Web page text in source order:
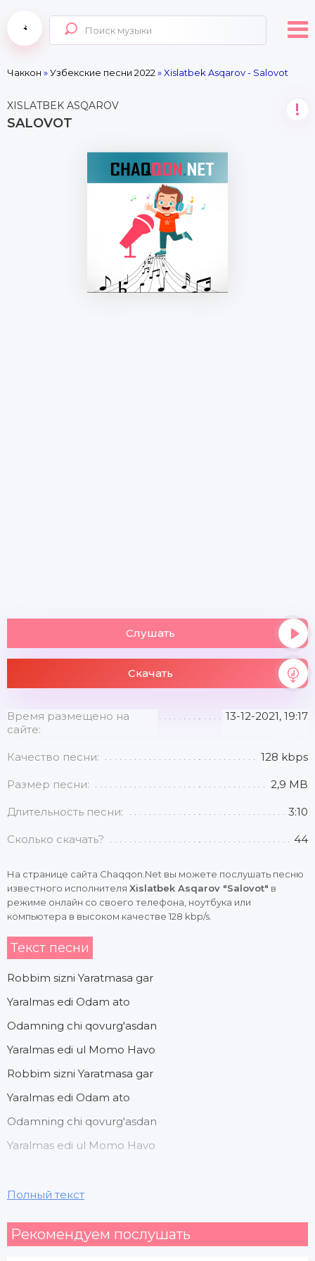
Чаккон »Узбекские песни 2022 » Xislatbek Asqarov - Salovot
XISLATBEK ASQAROV
SALOVOT
!
Слушать
Скачать
Время размещено на
сайте:
13-12-2021, 19:17
Качество песни: 128 kbps
Размер песни: 2,9 MB
Длительность песни: 3:10
Сколько скачать? 44
На странице сайта Chaqqon.Net вы можете послушать песню
известного исполнителя Xislatbek Asqarov "Salovot" в
режиме онлайн со своего телефона, ноутбука или
компьютера в высоком качестве 128 kbp/s.
Текст песни
Robbim sizni Yaratmasa gar
Yaralmas edi Odam ato
Odamning chi qovurg'asdan
Yaralmas edi ul Momo Havo
Robbim sizni Yaratmasa gar
Yaralmas edi Odam ato
Odamning chi qovurg'asdan
Yaralmas edi ul Momo Havo
Yo Sarvari Koinot Yo Rosululloh
Allohumma Solli A'la
Полный текст
Рекомендуем послушать